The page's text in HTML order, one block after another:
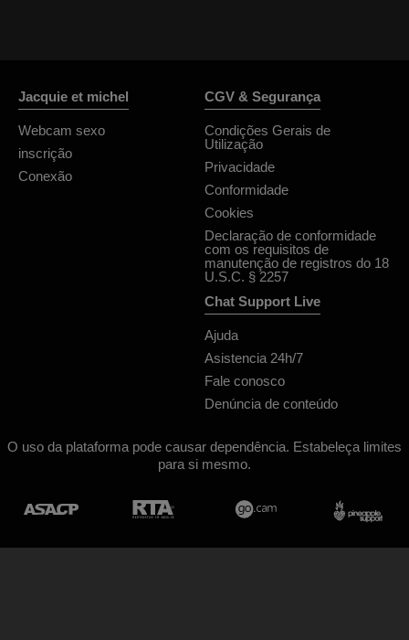
Jacquie et michel
Webcam sexo
inscrição
Conexão
CGV & Segurança
Condições Gerais de
Utilização
Privacidade
Conformidade
Cookies
Declaração de conformidade
com os requisitos de
manutenção de registros do 18
U.S.C. § 2257
Chat Support Live
Ajuda
Asistencia 24h/7
Fale conosco
Denúncia de conteúdo
O uso da plataforma pode causar dependência. Estabeleça limites
para si mesmo.